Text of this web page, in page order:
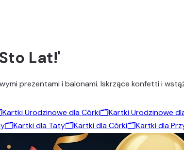
Lat!'
prezentami i balonami. Iskrzące konfetti i
Kartki Urodzinowe dla Córki🗂️Kartki Urodzinowe
🗂️Kartki dla Taty🗂️Kartki dla Córki🗂️Kartki dla